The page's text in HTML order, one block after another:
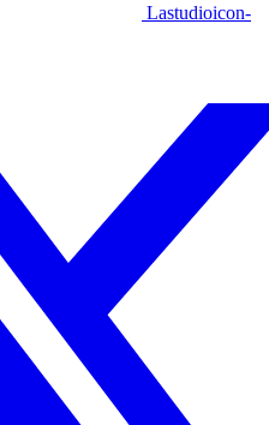
Lastudioicon-